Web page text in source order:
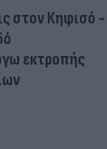
στον Κηφισό -
εκτροπής